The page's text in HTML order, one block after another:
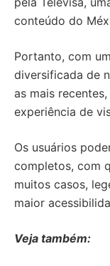
conteúdo do
Portanto, com
diversificada de
as mais
experiência de
Os usuários
completos, com
muitos casos,
maior
Veja também: